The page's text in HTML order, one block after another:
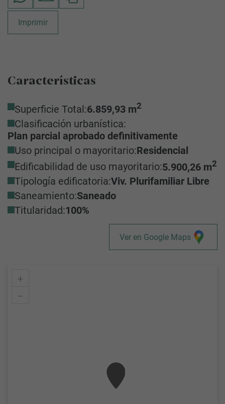
Imprimir
Características
Superficie Total:6.859,93 m2
Clasificación urbanística:
Plan parcial aprobado definitivamente
Uso principal o mayoritario:Residencial
Edificabilidad de uso mayoritario:5.900,26 m2
Tipología edificatoria:Viv. Plurifamiliar Libre
Saneamiento:Saneado
Titularidad:100%
Ver en Google Maps
+
–